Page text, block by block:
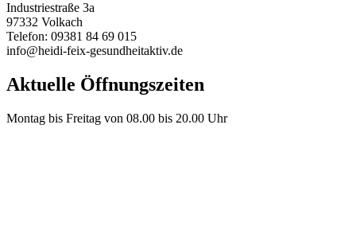
Industriestraße 3a
97332 Volkach
Telefon: 09381 84 69 015
info@heidi-feix-gesundheitaktiv.de
Aktuelle Öffnungszeiten
Montag bis Freitag von 08.00 bis 20.00 Uhr